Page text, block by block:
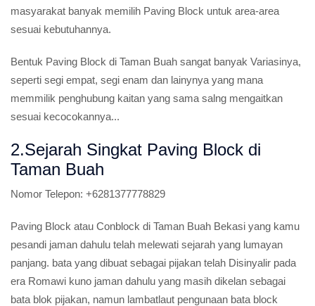
masyarakat banyak memilih Paving Block untuk area-area
sesuai kebutuhannya.
Bentuk Paving Block di Taman Buah sangat banyak Variasinya,
seperti segi empat, segi enam dan lainynya yang mana
memmilik penghubung kaitan yang sama salng mengaitkan
sesuai kecocokannya...
2.Sejarah Singkat Paving Block di
Taman Buah
Nomor Telepon: +6281377778829
Paving Block atau Conblock di Taman Buah Bekasi yang kamu
pesandi jaman dahulu telah melewati sejarah yang lumayan
panjang. bata yang dibuat sebagai pijakan telah Disinyalir pada
era Romawi kuno jaman dahulu yang masih dikelan sebagai
bata blok pijakan, namun lambatlaut pengunaan bata block